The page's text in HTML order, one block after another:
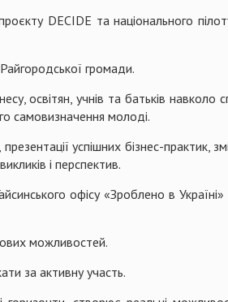
DECIDE та національного
громади.
освітян, учнів та батьків навколо
самовизначення молоді.
успішних бізнес-практик,
і перспектив.
офісу «Зроблено в Україні»
можливостей.
за активну участь.